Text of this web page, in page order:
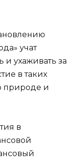
учат
и ухаживать за
в таких
природе и
в